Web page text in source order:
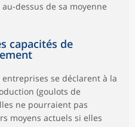
dessus de sa moyenne
capacités de
entreprises se déclarent à la
(goulots de
ne pourraient pas
moyens actuels si elles